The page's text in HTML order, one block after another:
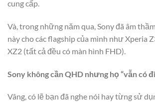
cung cấp.
Và, trong những năm qua, Sony đã âm
này cho các flagship của mình như Xperia
XZ2 (tất cả đều có màn hình FHD).
Sony không cần QHD nhưng họ “vẫn có
Vâng, có lẽ bạn đã nghe nói hay từng sử